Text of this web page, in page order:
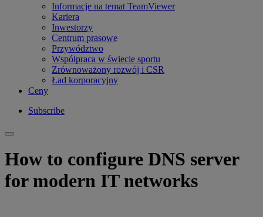
Informacje na temat TeamViewer
Kariera
Inwestorzy
Centrum prasowe
Przywództwo
Współpraca w świecie sportu
Zrównoważony rozwój i CSR
Ład korporacyjny
Ceny
Subscribe
How to configure DNS server
for modern IT networks